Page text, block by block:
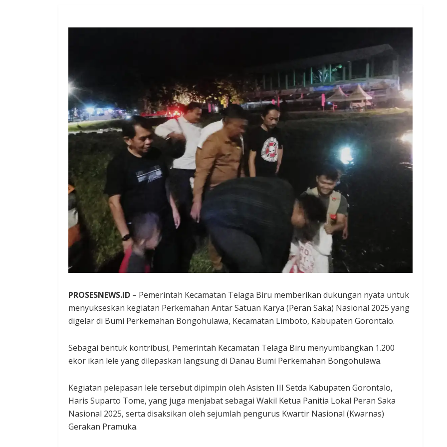
PROSESNEWS.ID – Pemerintah Kecamatan Telaga Biru memberikan dukungan nyata untuk
menyukseskan kegiatan Perkemahan Antar Satuan Karya (Peran Saka) Nasional 2025 yang
digelar di Bumi Perkemahan Bongohulawa, Kecamatan Limboto, Kabupaten Gorontalo.
Sebagai bentuk kontribusi, Pemerintah Kecamatan Telaga Biru menyumbangkan 1.200
ekor ikan lele yang dilepaskan langsung di Danau Bumi Perkemahan Bongohulawa.
Kegiatan pelepasan lele tersebut dipimpin oleh Asisten III Setda Kabupaten Gorontalo,
Haris Suparto Tome, yang juga menjabat sebagai Wakil Ketua Panitia Lokal Peran Saka
Nasional 2025, serta disaksikan oleh sejumlah pengurus Kwartir Nasional (Kwarnas)
Gerakan Pramuka.